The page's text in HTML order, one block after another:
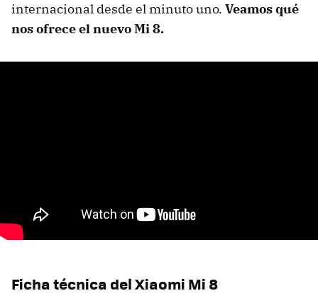
internacional desde el minuto uno. Veamos qué
nos ofrece el nuevo Mi 8.
Ficha técnica del Xiaomi Mi 8